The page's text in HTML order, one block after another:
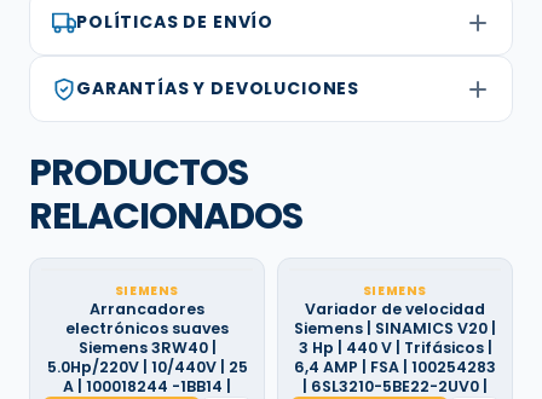
POLÍTICAS DE ENVÍO
GARANTÍAS Y DEVOLUCIONES
PRODUCTOS
RELACIONADOS
SIEMENS
Arrancadores
electrónicos suaves
Siemens 3RW40 |
5.0Hp/220V | 10/440V | 25
A | 100018244 -1BB14 |
SIEMENS
Variador de velocidad
Siemens | SINAMICS V20 |
3 Hp | 440 V | Trifásicos |
6,4 AMP | FSA | 100254283
| 6SL3210-5BE22-2UV0 |